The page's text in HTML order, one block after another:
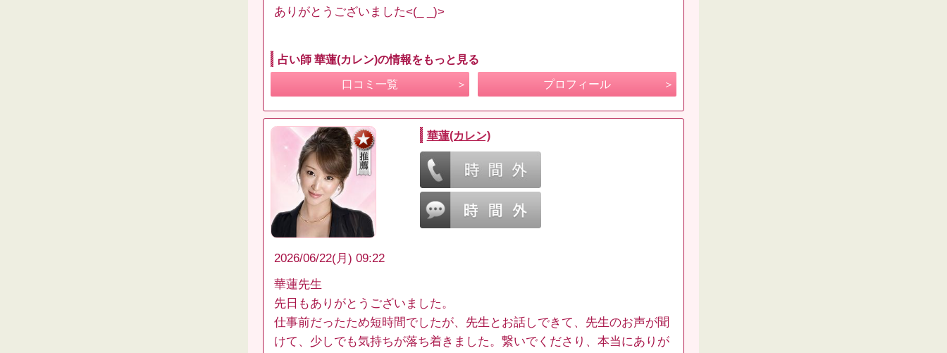
ありがとうございました<(_ _)>
占い師 華蓮(カレン)の情報をもっと見る
口コミ一覧 プロフィール
華蓮(カレン)
2026/06/22(月) 09:22
華蓮先生
先日もありがとうございました。
仕事前だったため短時間でしたが、先生とお話しできて、先生のお声が聞
けて、少しでも気持ちが落ち着きました。繋いでくださり、本当にありが